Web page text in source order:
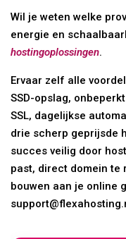
Wil je weten welke
energie en
hostingoplossingen.
Ervaar zelf alle
SSD-opslag,
SSL, dagelijkse
drie scherp geprijsde
succes veilig door
past, direct domein te
bouwen aan je online